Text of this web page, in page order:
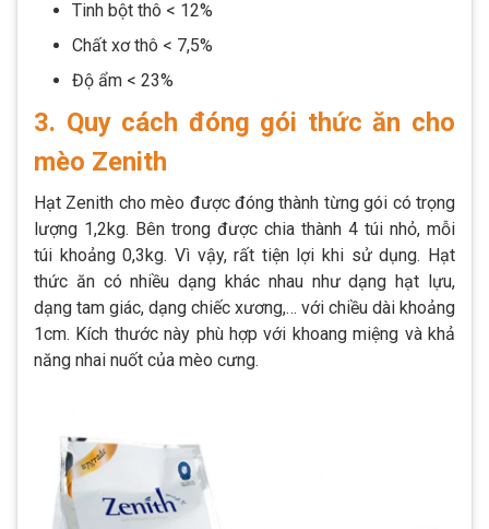
Tinh bột thô < 12%
Chất xơ thô < 7,5%
Độ ẩm < 23%
3. Quy cách đóng gói thức ăn cho
mèo Zenith
Hạt Zenith cho mèo được đóng thành từng gói có trọng
lượng 1,2kg. Bên trong được chia thành 4 túi nhỏ, mỗi
túi khoảng 0,3kg. Vì vậy, rất tiện lợi khi sử dụng. Hạt
thức ăn có nhiều dạng khác nhau như dạng hạt lựu,
dạng tam giác, dạng chiếc xương,… với chiều dài khoảng
1cm. Kích thước này phù hợp với khoang miệng và khả
năng nhai nuốt của mèo cưng.